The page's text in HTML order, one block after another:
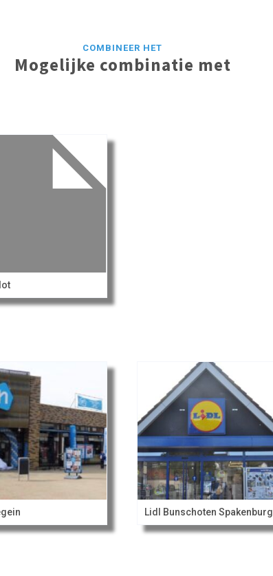
COMBINEER HET
Mogelijke combinatie met
Lidl Bunschoten Spakenburg